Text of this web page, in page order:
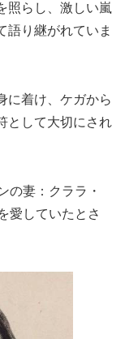
照らし、激しい嵐
語り継がれていま
に着け、ケガから
として大切にされ
の妻：クララ・
愛していたとさ